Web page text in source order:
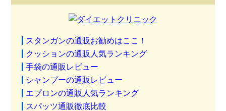
スタンガンの通販お勧めはここ！
クッションの通販人気ランキング
手袋の通販レビュー
シャンプーの通販レビュー
エプロンの通販人気ランキング
スパッツ通販徹底比較